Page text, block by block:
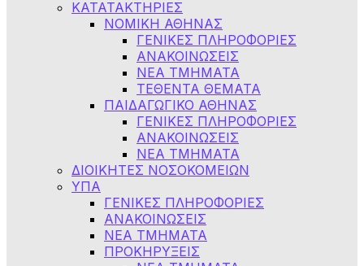
ΚΑΤΑΤΑΚΤΗΡΙΕΣ
ΝΟΜΙΚΗ ΑΘΗΝΑΣ
ΓΕΝΙΚΕΣ ΠΛΗΡΟΦΟΡΙΕΣ
ΑΝΑΚΟΙΝΩΣΕΙΣ
ΝΕΑ ΤΜΗΜΑΤΑ
ΤΕΘΕΝΤΑ ΘΕΜΑΤΑ
ΠΑΙΔΑΓΩΓΙΚΟ ΑΘΗΝΑΣ
ΓΕΝΙΚΕΣ ΠΛΗΡΟΦΟΡΙΕΣ
ΑΝΑΚΟΙΝΩΣΕΙΣ
ΝΕΑ ΤΜΗΜΑΤΑ
ΔΙΟΙΚΗΤΕΣ ΝΟΣΟΚΟΜΕΙΩΝ
ΥΠΑ
ΓΕΝΙΚΕΣ ΠΛΗΡΟΦΟΡΙΕΣ
ΑΝΑΚΟΙΝΩΣΕΙΣ
NEA TMHMATA
ΠΡΟΚΗΡΥΞΕΙΣ